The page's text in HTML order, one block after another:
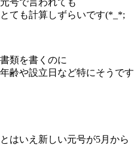
とても計算しずらいです(*_*;
書類を書くのに
年齢や設立日など特にそうです
とはいえ新しい元号が5月から